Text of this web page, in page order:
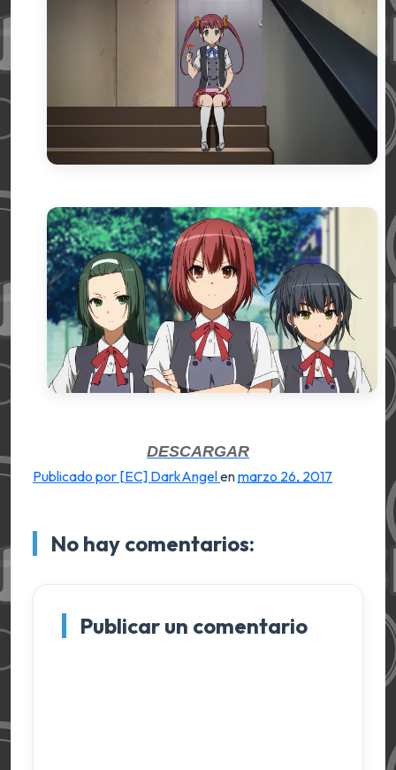
DESCARGAR
Publicado por [EC] DarkAngelenmarzo 26, 2017
No hay comentarios:
Publicar un comentario